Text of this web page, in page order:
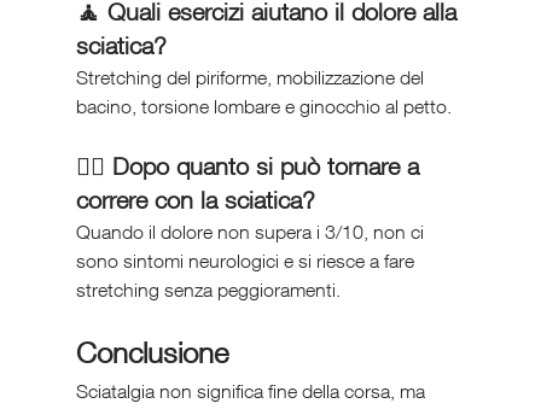
🧘 Quali esercizi aiutano il dolore alla
sciatica?
Stretching del piriforme, mobilizzazione del
bacino, torsione lombare e ginocchio al petto.
🏃‍♂️ Dopo quanto si può tornare a
correre con la sciatica?
Quando il dolore non supera i 3/10, non ci
sono sintomi neurologici e si riesce a fare
stretching senza peggioramenti.
Conclusione
Sciatalgia non significa fine della corsa, ma